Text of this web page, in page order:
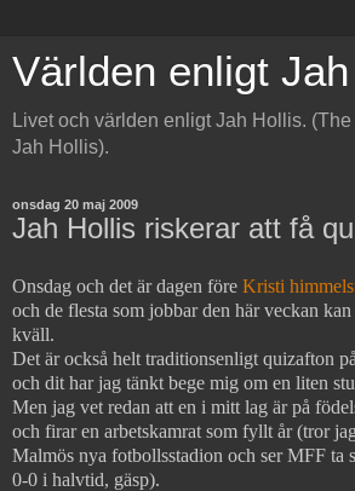
Världen enligt
Livet och världen enligt Jah Hollis.
Jah Hollis).
onsdag 20 maj 2009
Jah Hollis riskerar att få
Onsdag och det är dagen före Kristi
och de flesta som jobbar den här veckan
kväll.
Det är också helt traditionsenligt quizafton
och dit har jag tänkt bege mig om en liten
Men jag vet redan att en i mitt lag är på
och firar en arbetskamrat som fyllt år (tror
Malmös nya fotbollsstadion och ser MFF ta
0-0 i halvtid, gäsp).